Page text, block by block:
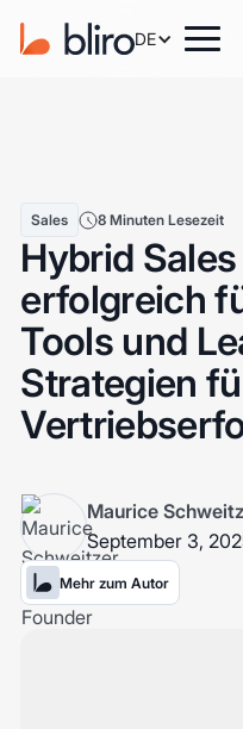
DE
Sales 8 Minuten Lesezeit
Hybrid
erfolgreich
Tools und
Strategien
Maurice
September 3,
Mehr zum Autor